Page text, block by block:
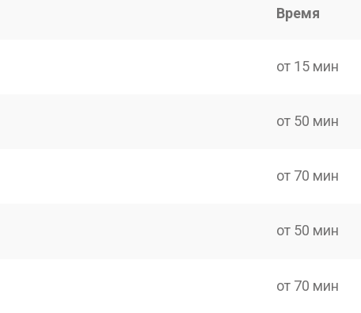
Время
от 15 мин
от 50 мин
от 70 мин
от 50 мин
от 70 мин